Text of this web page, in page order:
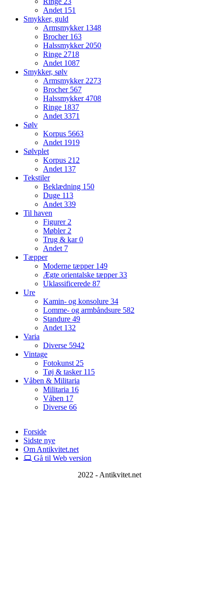
Andet 151
Smykker, guld
Armsmykker 1348
Brocher 163
Halssmykker2050
Ringe 2718
Andet 1087
Smykker, sølv
Armsmykker2273
Brocher 567
Halssmykker4708
Ringe 1837
Andet3371
Sølv
Korpus 5663
Andet 1919
Sølvplet
Korpus 212
Andet 137
Tekstiler
Beklædning 150
Duge 113
Andet339
Til haven
Figurer2
Møbler2
Trug & kar0
Andet 7
Tæpper
Moderne tæpper 149
Ægte orientalske tæpper33
Uklassificerede 87
Ure
Kamin- og konsolure 34
Lomme- og armbåndsure 582
Standure 49
Andet 132
Varia
Diverse 5942
Vintage
Fotokunst25
Tøj & tasker 115
Våben & Militaria
Militaria 16
Våben 17
Diverse 66
Forside
Sidste nye
Om Antikvitet.net
Gå til Web version
2022 - Antikvitet.net